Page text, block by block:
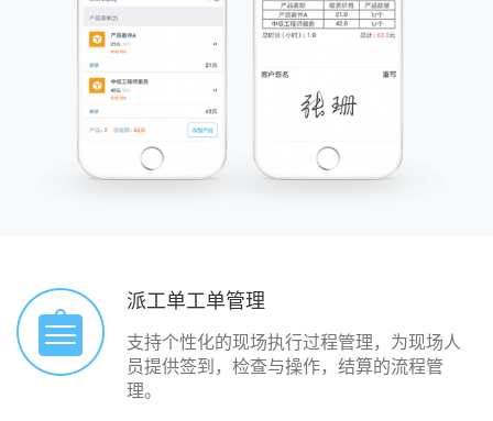
派工单工单管理
支持个性化的现场执行过程管理，为现场人
员提供签到，检查与操作，结算的流程管
理。